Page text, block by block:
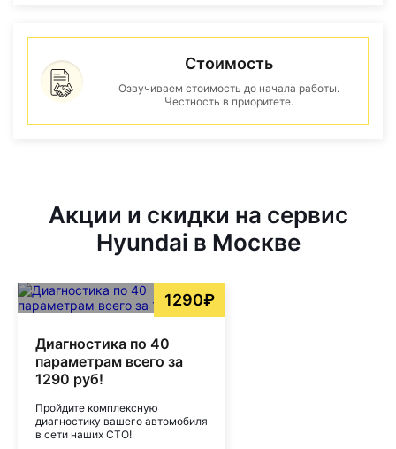
Стоимость
Озвучиваем стоимость до начала работы.
Честность в приоритете.
Акции и скидки на сервис
Hyundai в Москве
1290₽
Диагностика по 40
параметрам всего за
1290 руб!
Пройдите комплексную
диагностику вашего автомобиля
в сети наших СТО!